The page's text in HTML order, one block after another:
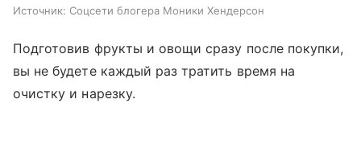
Источник: Соцсети блогера Моники Хендерсон
Подготовив фрукты и овощи сразу после покупки,
вы не будете каждый раз тратить время на
очистку и нарезку.